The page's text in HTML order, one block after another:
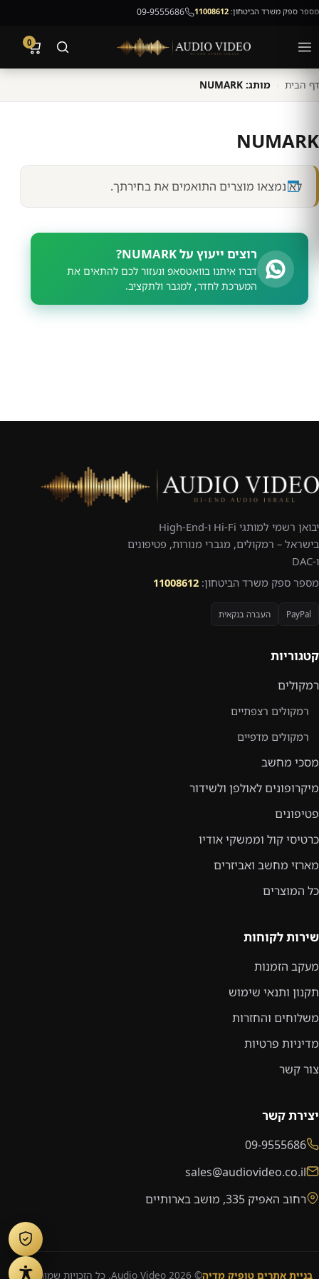
מספר ספק משרד הביטחון: 11008612
09-9555686
0
דף הבית מותג: NUMARK
NUMARK
לא נמצאו מוצרים התואמים את בחירתך.
רוצים ייעוץ על NUMARK?
דברו איתנו בוואטסאפ ונעזור לכם להתאים את
המערכת לחדר, למגבר ולתקציב.
יבואן רשמי למותגי Hi-Fi ו-High-End
בישראל – רמקולים, מגברי מנורות, פטיפונים
ו-DAC
מספר ספק משרד הביטחון: 11008612
PayPal העברה בנקאית
קטגוריות
רמקולים
רמקולים רצפתיים
רמקולים מדפיים
מסכי מחשב
מיקרופונים לאולפן ולשידור
פטיפונים
כרטיסי קול וממשקי אודיו
מארזי מחשב ואביזרים
כל המוצרים
שירות לקוחות
מעקב הזמנות
תקנון ותנאי שימוש
משלוחים והחזרות
מדיניות פרטיות
צור קשר
יצירת קשר
09-9555686
sales@audiovideo.co.il
רחוב האפיק 335, מושב בארותיים
בניית אתרים טופיק מדיה© 2026 Audio Video. כל הזכויות שמורות.